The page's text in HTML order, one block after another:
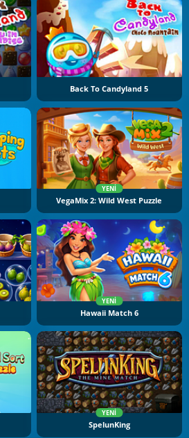
Back To Candyland 5
YENI
VegaMix 2: Wild West Puzzle
YENI
Hawaii Match 6
YENI
SpelunKing